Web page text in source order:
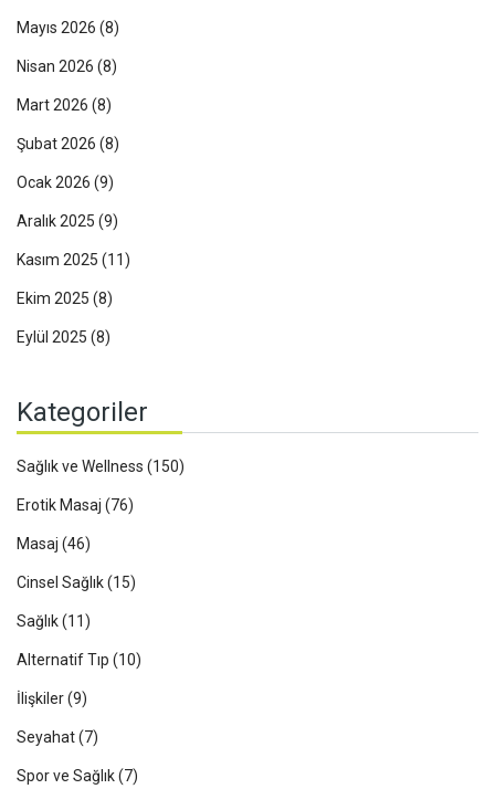
Mayıs 2026 (8)
Nisan 2026 (8)
Mart 2026 (8)
Şubat 2026 (8)
Ocak 2026 (9)
Aralık 2025 (9)
Kasım 2025 (11)
Ekim 2025 (8)
Eylül 2025 (8)
Kategoriler
Sağlık ve Wellness (150)
Erotik Masaj (76)
Masaj (46)
Cinsel Sağlık(15)
Sağlık(11)
Alternatif Tıp (10)
İlişkiler(9)
Seyahat(7)
Spor ve Sağlık(7)